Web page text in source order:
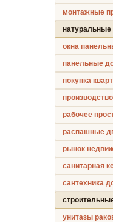
монтажные
окна
панельные
покупка
рабочее
распашные
рынок
санитарная
сантехника
унитазы